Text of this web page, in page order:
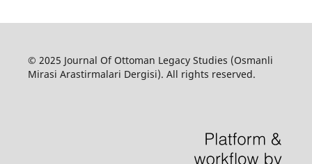
© 2025 Journal Of Ottoman Legacy Studies (Osmanli
Mirasi Arastirmalari Dergisi). All rights reserved.